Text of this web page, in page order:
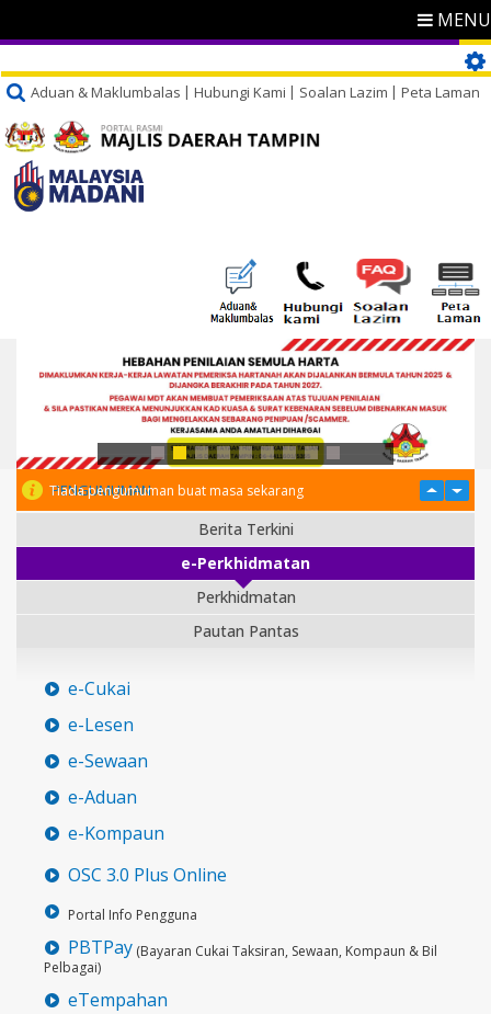
MENU
Aduan & Maklumbalas Hubungi Kami Soalan Lazim Peta Laman
PENGUMUMAN
Tiada pengumuman buat masa sekarang
Berita Terkini
e-Perkhidmatan
Perkhidmatan
Pautan Pantas
e-Cukai
e-Lesen
e-Sewaan
e-Aduan
e-Kompaun
OSC 3.0 Plus Online
Portal Info Pengguna
PBTPay (Bayaran Cukai Taksiran, Sewaan, Kompaun & Bil
Pelbagai)
eTempahan